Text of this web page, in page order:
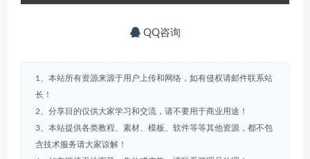
QQ咨询
1、本站所有资源来源于用户上传和网络，如有侵权请邮件联系站
长！
2、分享目的仅供大家学习和交流，请不要用于商业用途！
3、本站提供各类教程、素材、模板、软件等等其他资源，都不包
含技术服务请大家谅解！